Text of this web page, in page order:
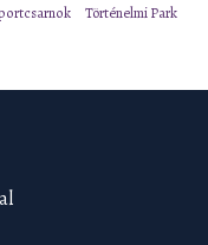
Történelmi Park